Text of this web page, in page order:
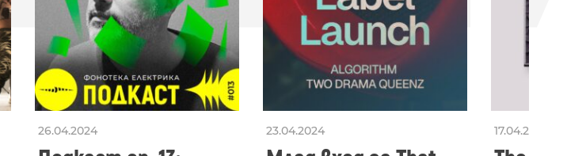
26.04.2024 23.04.2024 17.04.2024